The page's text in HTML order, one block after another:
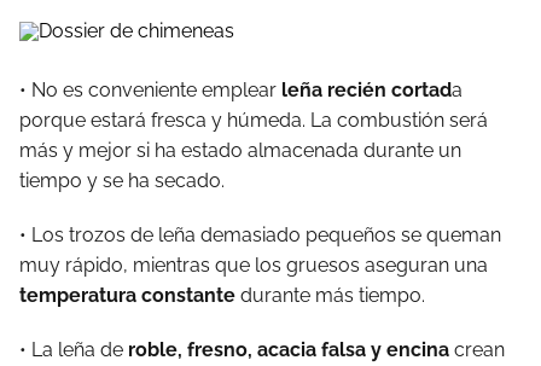
• No es conveniente emplear leña recién cortada
porque estará fresca y húmeda. La combustión será
más y mejor si ha estado almacenada durante un
tiempo y se ha secado.
• Los trozos de leña demasiado pequeños se queman
muy rápido, mientras que los gruesos aseguran una
temperatura constante durante más tiempo.
• La leña de roble, fresno, acacia falsa y encina crean